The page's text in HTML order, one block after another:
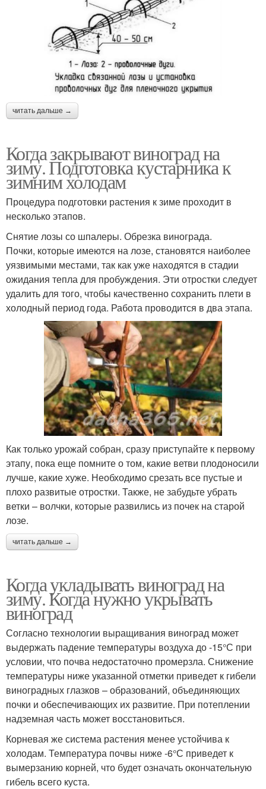
читать дальше →
Когда закрывают виноград на
зиму. Подготовка кустарника к
зимним холодам
Процедура подготовки растения к зиме проходит в
несколько этапов.
Снятие лозы со шпалеры. Обрезка винограда.
Почки, которые имеются на лозе, становятся наиболее
уязвимыми местами, так как уже находятся в стадии
ожидания тепла для пробуждения. Эти отростки следует
удалить для того, чтобы качественно сохранить плети в
холодный период года. Работа проводится в два этапа.
Как только урожай собран, сразу приступайте к первому
этапу, пока еще помните о том, какие ветви плодоносили
лучше, какие хуже. Необходимо срезать все пустые и
плохо развитые отростки. Также, не забудьте убрать
ветки – волчки, которые развились из почек на старой
лозе.
читать дальше →
Когда укладывать виноград на
зиму. Когда нужно укрывать
виноград
Согласно технологии выращивания виноград может
выдержать падение температуры воздуха до -15°С при
условии, что почва недостаточно промерзла. Снижение
температуры ниже указанной отметки приведет к гибели
виноградных глазков – образований, объединяющих
почки и обеспечивающих их развитие. При потеплении
надземная часть может восстановиться.
Корневая же система растения менее устойчива к
холодам. Температура почвы ниже -6°С приведет к
вымерзанию корней, что будет означать окончательную
гибель всего куста.